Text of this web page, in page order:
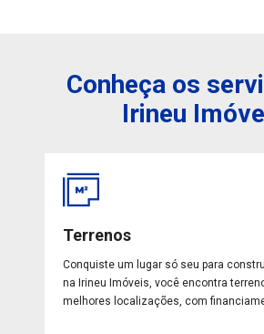
Conheça os
Irineu
Terrenos
Conquiste um lugar só seu para
na Irineu Imóveis, você encontra
melhores localizações, com